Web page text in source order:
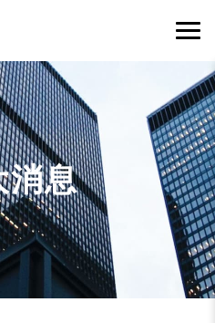
消息